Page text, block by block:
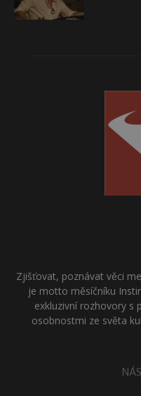
Zjišťovat, poznávat věci
je motto měsíčníku
exkluzivní rozhovory s
osobnostmi ze světa